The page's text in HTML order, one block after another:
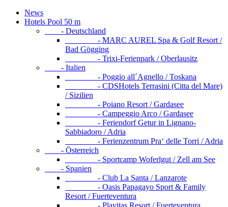
News
Hotels Pool 50 m
- Deutschland
- MARC AUREL Spa & Golf Resort /
Bad Gögging
- Trixi-Ferienpark / Oberlausitz
- Italien
- Poggio all´Agnello / Toskana
- CDSHotels Terrasini (Citta del Mare)
/ Sizilien
- Poiano Resort / Gardasee
- Campeggio Arco / Gardasee
- Feriendorf Getur in Lignano-
Sabbiadoro / Adria
- Ferienzentrum Pra‘ delle Torri / Adria
- Österreich
- Sportcamp Woferlgut / Zell am See
- Spanien
- Club La Santa / Lanzarote
- Oasis Papagayo Sport & Family
Resort / Fuerteventura
- Playitas Resort / Fuerteventura